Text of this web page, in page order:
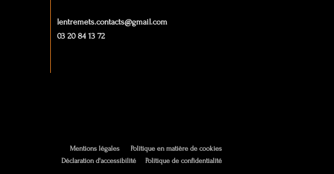
Mentions légales Politique en matière de cookies
Déclaration d'accessibilité
Politique de confidentialité
lentremets.contacts@gmail.com
03 20 84 13 72